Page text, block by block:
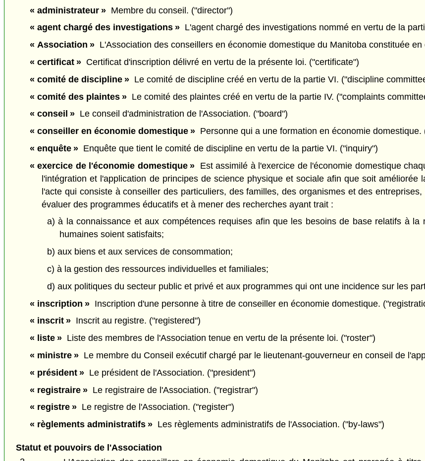
« administrateur »Membre du conseil. ("director")
« agent chargé des investigations »L'agent chargé des investigations nommé en vertu de la
« Association »L'Association des conseillers en économie domestique du Manitoba constituée
« certificat »Certificat d'inscription délivré en vertu de la présente loi. ("certificate")
« comité de discipline »Le comité de discipline créé en vertu de la partie VI. ("discipline
« comité des plaintes »Le comité des plaintes créé en vertu de la partie IV. ("complaints
« conseil »Le conseil d'administration de l'Association. ("board")
« conseiller en économie domestique »Personne qui a une formation en économie domestique.
« enquête »Enquête que tient le comité de discipline en vertu de la partie VI. ("inquiry")
« exercice de l'économie domestique »Est assimilé à l'exercice de l'économie domestique
l'intégration et l'application de principes de science physique et sociale afin que soit
l'acte qui consiste à conseiller des particuliers, des familles, des organismes et des
évaluer des programmes éducatifs et à mener des recherches ayant trait :
a) à la connaissance et aux compétences requises afin que les besoins de base relatifs à
humaines soient satisfaits;
b) aux biens et aux services de consommation;
c) à la gestion des ressources individuelles et familiales;
d) aux politiques du secteur public et privé et aux programmes qui ont une incidence sur les
« inscription »Inscription d'une personne à titre de conseiller en économie domestique.
« inscrit »Inscrit au registre. ("registered")
« liste »Liste des membres de l'Association tenue en vertu de la présente loi. ("roster")
« ministre »Le membre du Conseil exécutif chargé par le lieutenant-gouverneur en conseil de
« président »Le président de l'Association. ("president")
« registraire »Le registraire de l'Association. ("registrar")
« registre »Le registre de l'Association. ("register")
« règlements administratifs »Les règlements administratifs de l'Association. ("by-laws")
Statut et pouvoirs de l'Association